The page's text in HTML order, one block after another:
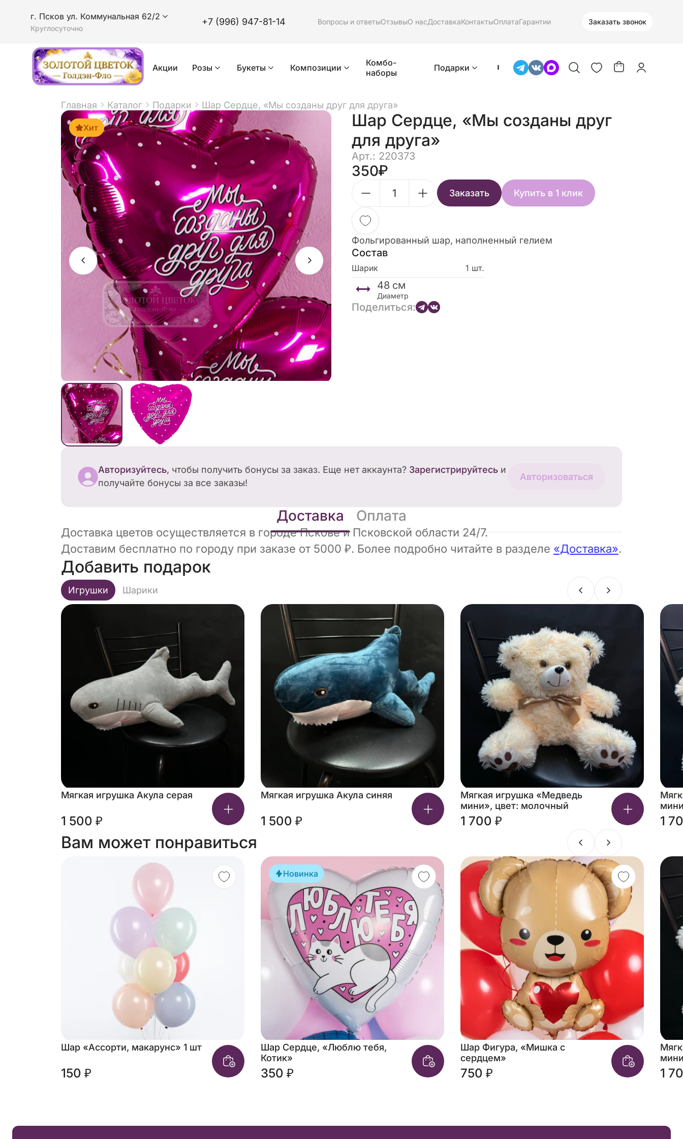
г. Псков ул. Коммунальная 62/2
Круглосуточно
+7 (996) 947-81-14 Вопросы и ответыОтзывыО насДоставкаКонтактыОплатаГарантии Заказать звонок
Акции Розы Букеты Композиции
Комбо-
наборы
Подарки
Главная Каталог Подарки Шар Сердце, «Мы созданы друг для друга»
Хит
Шар Сердце, «Мы созданы друг
для друга»
Арт.: 220373
350
Заказать Купить в 1 клик
Фольгированный шар, наполненный гелием
Состав
Шарик 1 шт.
48 см
Диаметр
Поделиться:
Авторизуйтесь, чтобы получить бонусы за заказ. Еще нет аккаунта? Зарегистрируйтесь и
получайте бонусы за все заказы!
Авторизоваться
Доставка Оплата
Доставка цветов осуществляется в городе Пскове и Псковской области 24/7.
Доставим бесплатно по городу при заказе от 5000 ₽. Более подробно читайте в разделе «Доставка».
Добавить подарок
Игрушки Шарики
Мягкая игрушка Акула серая
1 500 ₽
Мягкая игрушка Акула синяя
1 500 ₽
Мягкая игрушка «Медведь
мини», цвет: молочный
1 700 ₽ 1
Вам может понравиться
Шар «Ассорти, макарунс» 1 шт
150 ₽
Новинка
Шар Сердце, «Люблю тебя,
Котик»
350 ₽
Шар Фигура, «Мишка с
сердцем»
750 ₽ 1